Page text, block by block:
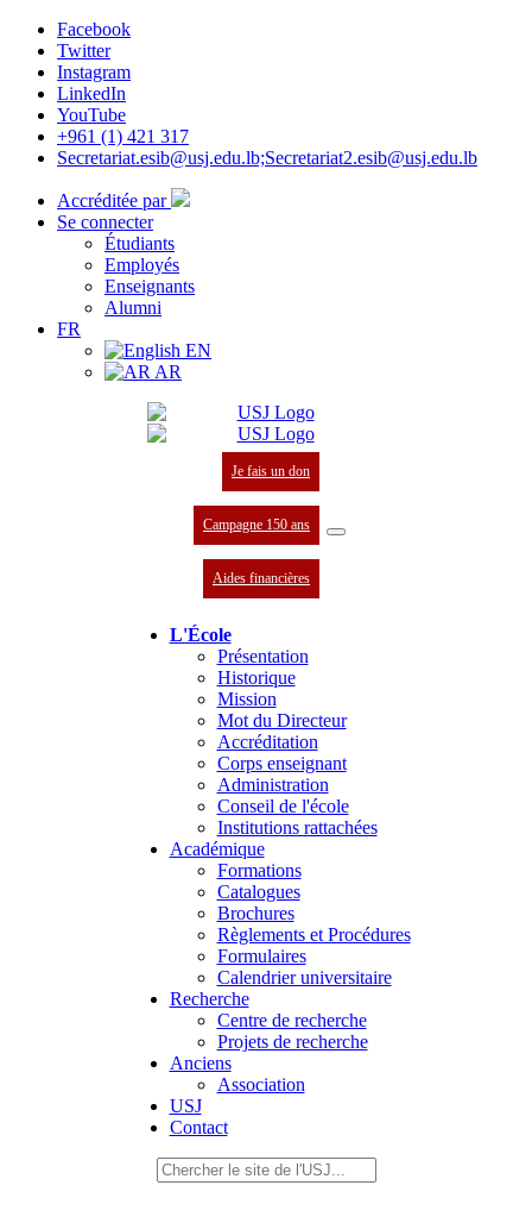
Facebook
Twitter
Instagram
LinkedIn
YouTube
+961 (1) 421 317
Secretariat.esib@usj.edu.lb;Secretariat2.esib@usj.edu.lb
Accréditée par
Se connecter
Étudiants
Employés
Enseignants
Alumni
FR
EN
AR
Je fais un don
Campagne 150 ans
Aides financières
L'École
Présentation
Historique
Mission
Mot du Directeur
Accréditation
Corps enseignant
Administration
Conseil de l'école
Institutions rattachées
Académique
Formations
Catalogues
Brochures
Règlements et Procédures
Formulaires
Calendrier universitaire
Recherche
Centre de recherche
Projets de recherche
Anciens
Association
USJ
Contact